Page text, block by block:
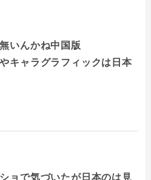
いんかね中国版
キャラグラフィックは日本
ョで気づいたが日本のは見